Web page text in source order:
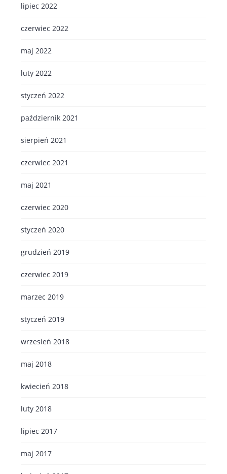
lipiec 2022
czerwiec 2022
maj 2022
luty 2022
styczeń 2022
październik 2021
sierpień 2021
czerwiec 2021
maj 2021
czerwiec 2020
styczeń 2020
grudzień 2019
czerwiec 2019
marzec 2019
styczeń 2019
wrzesień 2018
maj 2018
kwiecień 2018
luty 2018
lipiec 2017
maj 2017